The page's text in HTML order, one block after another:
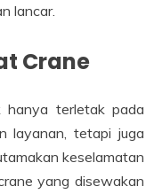
lancar.
Crane
hanya terletak pada
layanan, tetapi juga
keselamatan
yang disewakan